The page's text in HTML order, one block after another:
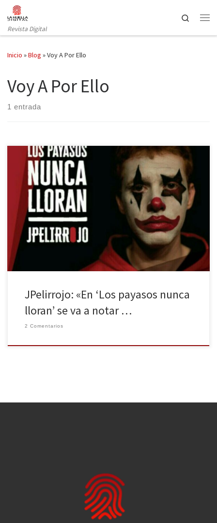
Saltar al contenido
Revista Digital
Search
Inicio »Blog »Voy A Por Ello
Voy A Por Ello
1 entrada
El youtuber afirma que ha sido una experiencia increíble hacer un
repaso por todo lo vivido al escribir su primer libro, lo cual le ha
ayudado a replantearse algunas cosas y avivar otras que parecían
olvidadas. Dicen que los payasos nunca lloran. El telón baja y ellos,
como si su maquillaje fuese […]
JPelirrojo: «En ‘Los payasos nunca
lloran’ se va a notar …
2 Comentarios